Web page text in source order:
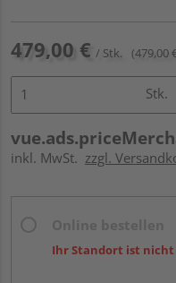
479,00 € / Stk. (479,00
Stk.
inkl. MwSt. zzgl.
Ihr Standort ist